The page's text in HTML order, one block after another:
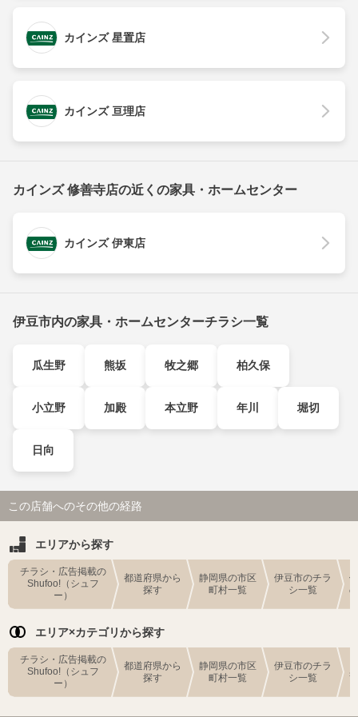
カインズ 星置店
カインズ 亘理店
カインズ 修善寺店の近くの家具・ホームセンター
カインズ 伊東店
伊豆市内の家具・ホームセンターチラシ一覧
瓜生野 熊坂 牧之郷 柏久保
小立野 加殿 本立野 年川 堀切
日向
この店舗へのその他の経路
エリアから探す
チラシ・広告掲載の
Shufoo!（シュフ
ー）
都道府県から
探す
静岡県の市区
町村一覧
伊豆市のチラ
シ一覧
エリア×カテゴリから探す
チラシ・広告掲載の
Shufoo!（シュフ
ー）
都道府県から
探す
静岡県の市区
町村一覧
伊豆市のチラ
シ一覧